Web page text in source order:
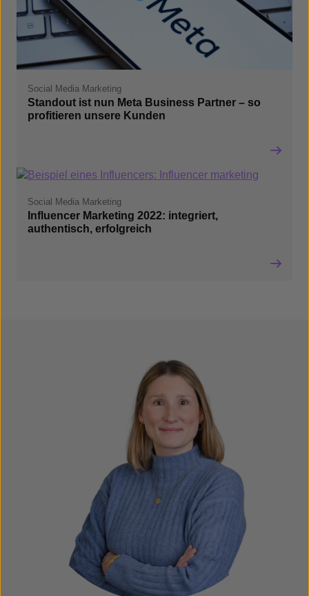
Social Media Marketing
Standout ist nun Meta Business Partner – so
profitieren unsere Kunden
Social Media Marketing
Influencer Marketing 2022: integriert,
authentisch, erfolgreich